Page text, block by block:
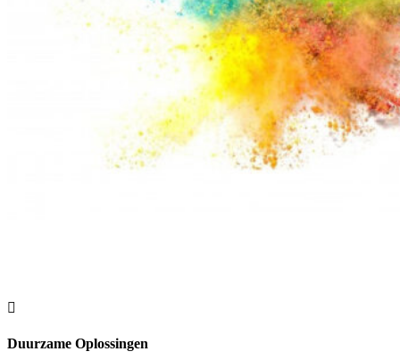

Duurzame Oplossingen